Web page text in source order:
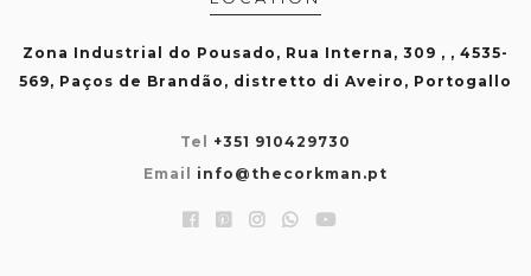
Zona Industrial do Pousado, Rua Interna, 309 , , 4535-
569, Paços de Brandão, distretto di Aveiro, Portogallo
Tel +351 910429730
Email info@thecorkman.pt